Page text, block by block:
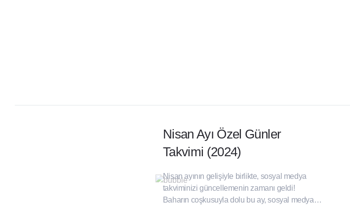
Nisan Ayı Özel Günler
Takvimi (2024)
Nisan ayının gelişiyle birlikte, sosyal medya
takviminizi güncellemenin zamanı geldi!
Baharın coşkusuyla dolu bu ay, sosyal medya